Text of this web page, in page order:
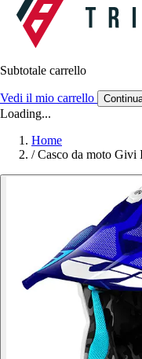
Subtotale carrello
Vedi il mio carrello
Loading...
Home
/ Casco da moto Givi